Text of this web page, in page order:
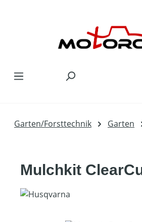
Garten/Forsttechnik Garten
Mulchkit